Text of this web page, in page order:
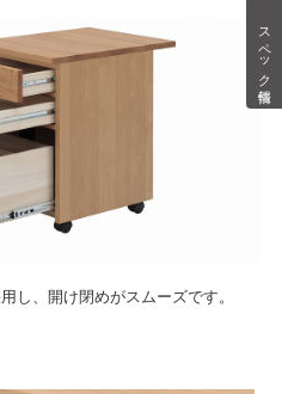
スペック情報
し、開け閉めがスムーズです。